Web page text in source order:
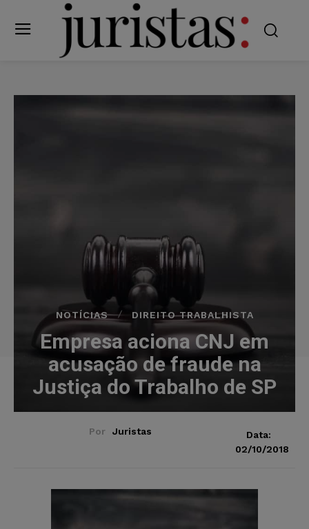
NOTÍCIAS DIREITO TRABALHISTA
Empresa aciona CNJ em
acusação de fraude na
Justiça do Trabalho de SP
Por Juristas
Data:
02/10/2018